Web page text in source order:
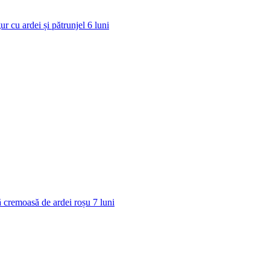
cu ardei și pătrunjel 6 luni
cremoasă de ardei roșu 7 luni